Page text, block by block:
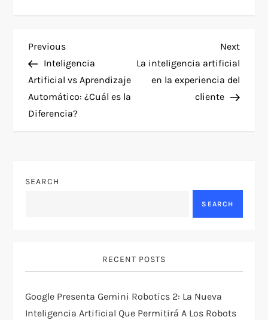
P
o
s
a
g
a
Previous
Post
Previous
Inteligencia
Artificial vs Aprendizaje
Automático: ¿Cuál es la
Diferencia?
Next
Post
Next
La inteligencia artificial
en la experiencia del
cliente
SEARCH
SEARCH
RECENT POSTS
Google Presenta Gemini Robotics 2: La Nueva
Inteligencia Artificial Que Permitirá A Los Robots